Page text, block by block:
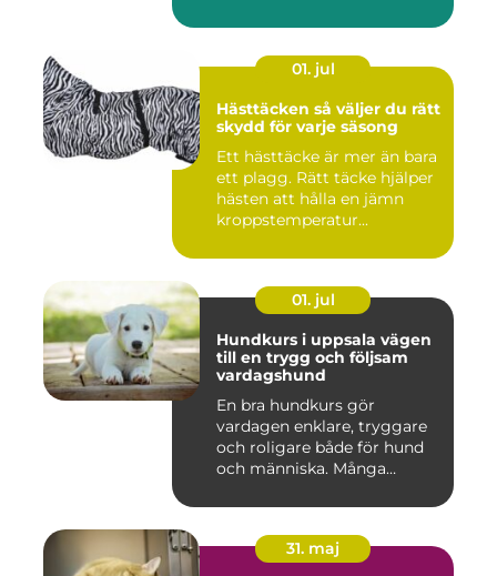
01. jul
Hästtäcken så väljer du rätt
skydd för varje säsong
Ett hästtäcke är mer än bara
ett plagg. Rätt täcke hjälper
hästen att hålla en jämn
kroppstemperatur...
01. jul
Hundkurs i uppsala vägen
till en trygg och följsam
vardagshund
En bra hundkurs gör
vardagen enklare, tryggare
och roligare både för hund
och människa. Många
31. maj